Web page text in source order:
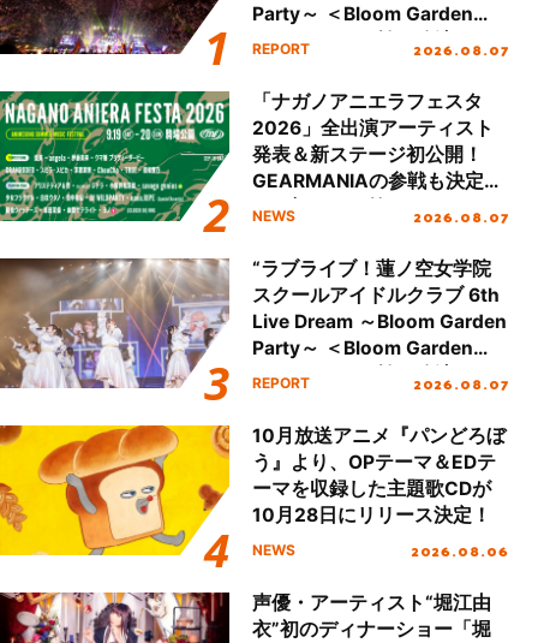
Party～ ＜Bloom Garden
Party Stage／埼玉公演＞”
REPORT 2026.08.07
「ナガノアニエラフェスタ
2026」全出演アーティスト
発表＆新ステージ初公開！
GEARMANIAの参戦も決定
し、初となる第3ステージの
NEWS 2026.08.07
“ラブライブ！蓮ノ空女学院
スクールアイドルクラブ 6th
Live Dream ～Bloom Garden
Party～ ＜Bloom Garden
Party Stage／埼玉公演＞”
REPORT 2026.08.07
10月放送アニメ『パンどろぼ
う』より、OPテーマ＆EDテ
ーマを収録した主題歌CDが
10月28日にリリース決定！
NEWS 2026.08.06
声優・アーティスト“堀江由
衣”初のディナーショー「堀